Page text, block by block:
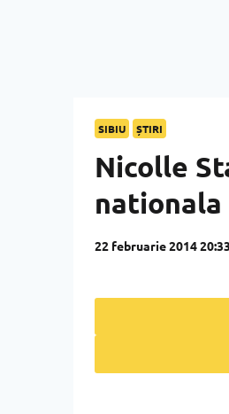
SIBIU ȘTIRI
Nicolle
nationala
22 februarie 2014 20:33